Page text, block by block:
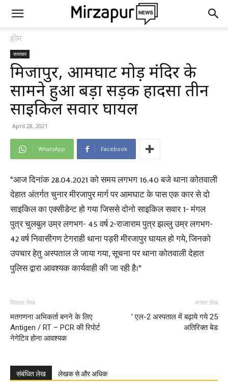
होम
समाचार
मिर्जापुर, आमघाट मोड़ मंदिर के
सामने हुआ बड़ा सड़क हादसा तीन
साइकिल सवार घायल
April 28, 2021
WhatsApp Facebook
*आज दिनांक 28.04.2021 को समय लगभग 16.40 बजे थाना कोतवाली
देहात अंतर्गत चुनार मीरजापुर मार्ग पर आमघाट के पास एक कार से दो
साइकिल का एक्सीडेन्ट हो गया जिससे दोनो साइकिल सवार 1- मंगल
पुत्र चुलबुल उम्र लगभग- 45 वर्ष 2-राजाराम पुत्र झल्लु उम्र लगभग-
42 वर्ष निवासीगण टेगराही थाना पड़री मीरजापुर घायल हो गये, जिनको
उपचार हेतु अस्पताल ले जाया गया, सूचना पर थाना कोतवाली देहात
पुलिस द्वारा आवश्यक कार्यवाही की जा रही है।*
पिछला लेख
मतगणना अभिकर्ता बनने के लिए
Antigen / RT – PCR की रिपोर्ट
नेगेटिव होना आवश्यक
अगला लेख
’ एल-2 अस्पताल में बढ़ाये गये 25
अतिरिक्त बेड
संबंधित लेख लेखक से और अधिक